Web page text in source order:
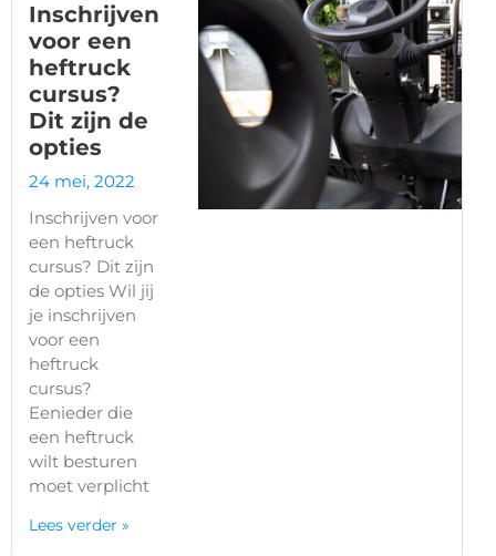
Inschrijven
voor een
heftruck
cursus?
Dit zijn de
opties
24 mei, 2022
Inschrijven voor
een heftruck
cursus? Dit zijn
de opties Wil jij
je inschrijven
voor een
heftruck
cursus?
Eenieder die
een heftruck
wilt besturen
moet verplicht
Lees verder »